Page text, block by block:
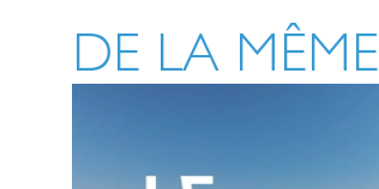
DE LA MÊME